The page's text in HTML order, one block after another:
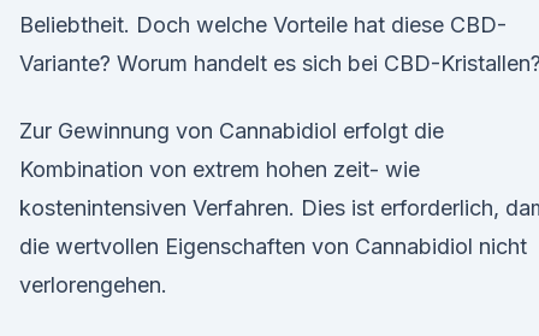
Beliebtheit. Doch welche Vorteile hat diese CBD-
Variante? Worum handelt es sich bei CBD-Kristallen?
Zur Gewinnung von Cannabidiol erfolgt die
Kombination von extrem hohen zeit- wie
kostenintensiven Verfahren. Dies ist erforderlich,
die wertvollen Eigenschaften von Cannabidiol nicht
verlorengehen.